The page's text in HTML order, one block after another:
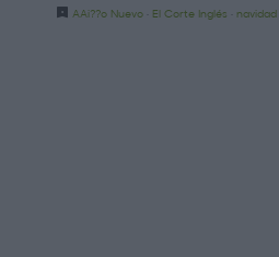
AAi??o Nuevo· El Corte Inglés navidad·